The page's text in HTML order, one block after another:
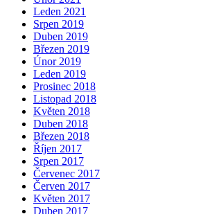
Leden 2021
Srpen 2019
Duben 2019
Březen 2019
Únor 2019
Leden 2019
Prosinec 2018
Listopad 2018
Květen 2018
Duben 2018
Březen 2018
Říjen 2017
Srpen 2017
Červenec 2017
Červen 2017
Květen 2017
Duben 2017